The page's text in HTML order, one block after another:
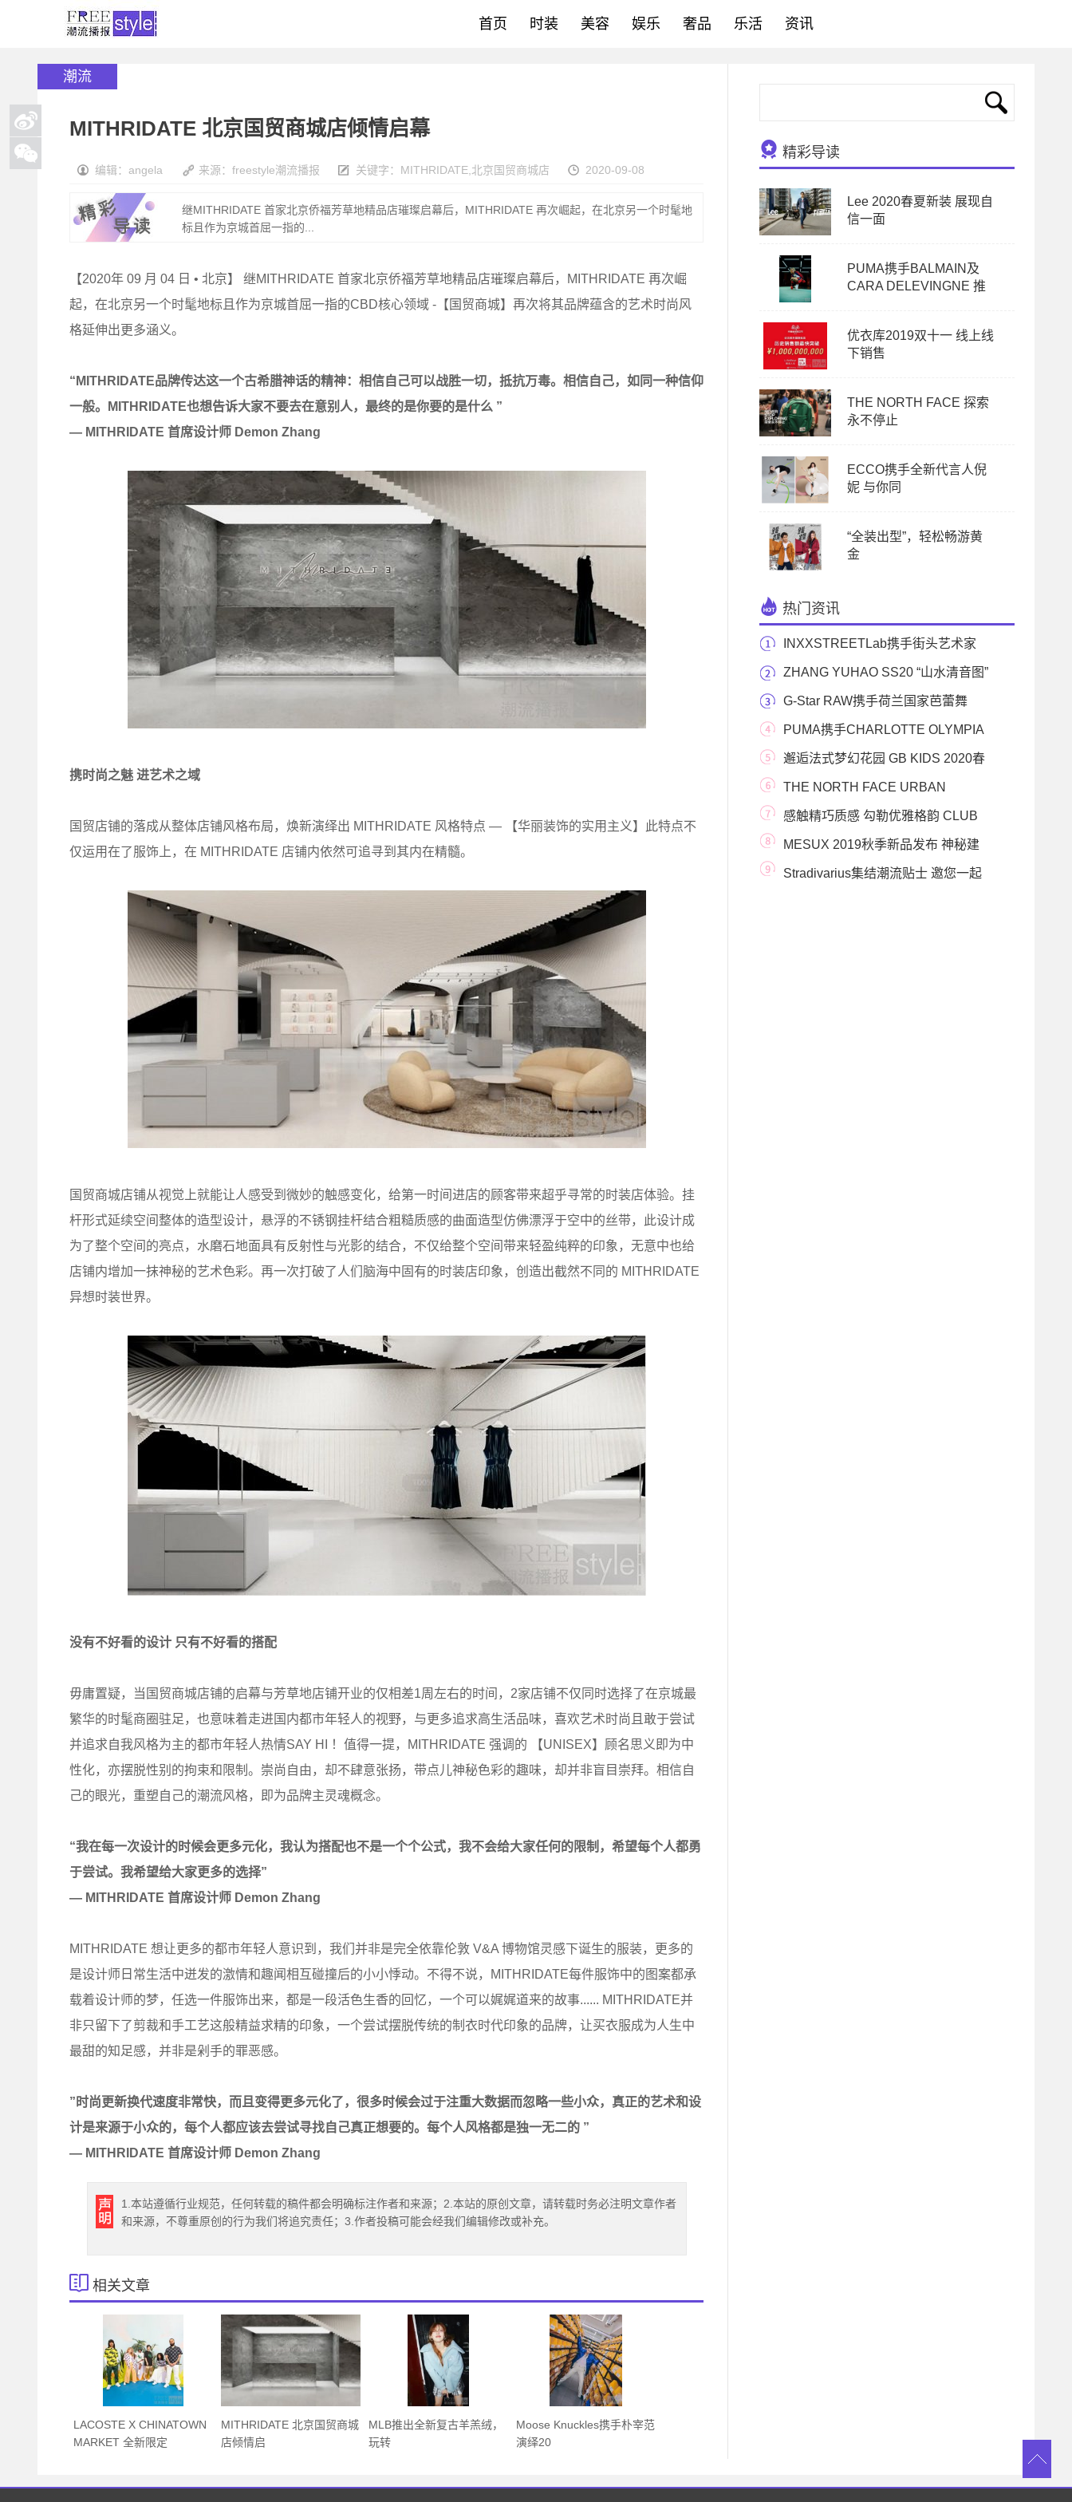
首页 时装 美容 娱乐 奢品 乐活 资讯
潮流
MITHRIDATE 北京国贸商城店倾情启幕
编辑：angela 来源：freestyle潮流播报 关键字： MITHRIDATE 北京国贸商城店 2020-09-08
继MITHRIDATE 首家北京侨福芳草地精品店璀璨启幕后，MITHRIDATE 再次崛起，在北京另一个时髦地
标且作为京城首屈一指的...
【2020年 09 月 04 日 • 北京】 继MITHRIDATE 首家北京侨福芳草地精品店璀璨启幕后，MITHRIDATE 再次崛
起，在北京另一个时髦地标且作为京城首屈一指的CBD核心领域 -【国贸商城】再次将其品牌蕴含的艺术时尚风
格延伸出更多涵义。
“MITHRIDATE品牌传达这一个古希腊神话的精神：相信自己可以战胜一切，抵抗万毒。相信自己，如同一种信仰
一般。MITHRIDATE也想告诉大家不要去在意别人，最终的是你要的是什么 ”
— MITHRIDATE 首席设计师 Demon Zhang
携时尚之魅 进艺术之域
国贸店铺的落成从整体店铺风格布局，焕新演绎出 MITHRIDATE 风格特点 — 【华丽装饰的实用主义】此特点不
仅运用在了服饰上，在 MITHRIDATE 店铺内依然可追寻到其内在精髓。
国贸商城店铺从视觉上就能让人感受到微妙的触感变化，给第一时间进店的顾客带来超乎寻常的时装店体验。挂
杆形式延续空间整体的造型设计，悬浮的不锈钢挂杆结合粗糙质感的曲面造型仿佛漂浮于空中的丝带，此设计成
为了整个空间的亮点，水磨石地面具有反射性与光影的结合，不仅给整个空间带来轻盈纯粹的印象，无意中也给
店铺内增加一抹神秘的艺术色彩。再一次打破了人们脑海中固有的时装店印象，创造出截然不同的 MITHRIDATE
异想时装世界。
没有不好看的设计 只有不好看的搭配
毋庸置疑，当国贸商城店铺的启幕与芳草地店铺开业的仅相差1周左右的时间，2家店铺不仅同时选择了在京城最
繁华的时髦商圈驻足，也意味着走进国内都市年轻人的视野，与更多追求高生活品味，喜欢艺术时尚且敢于尝试
并追求自我风格为主的都市年轻人热情SAY HI ！值得一提，MITHRIDATE 强调的 【UNISEX】顾名思义即为中
性化，亦摆脱性别的拘束和限制。崇尚自由，却不肆意张扬，带点儿神秘色彩的趣味，却并非盲目崇拜。相信自
己的眼光，重塑自己的潮流风格，即为品牌主灵魂概念。
“我在每一次设计的时候会更多元化，我认为搭配也不是一个个公式，我不会给大家任何的限制，希望每个人都勇
于尝试。我希望给大家更多的选择”
— MITHRIDATE 首席设计师 Demon Zhang
MITHRIDATE 想让更多的都市年轻人意识到，我们并非是完全依靠伦敦 V&A 博物馆灵感下诞生的服装，更多的
是设计师日常生活中迸发的激情和趣闻相互碰撞后的小小悸动。不得不说，MITHRIDATE每件服饰中的图案都承
载着设计师的梦，任选一件服饰出来，都是一段活色生香的回忆，一个可以娓娓道来的故事...... MITHRIDATE并
非只留下了剪裁和手工艺这般精益求精的印象，一个尝试摆脱传统的制衣时代印象的品牌，让买衣服成为人生中
最甜的知足感，并非是剁手的罪恶感。
”时尚更新换代速度非常快，而且变得更多元化了，很多时候会过于注重大数据而忽略一些小众，真正的艺术和设
计是来源于小众的，每个人都应该去尝试寻找自己真正想要的。每个人风格都是独一无二的 ”
— MITHRIDATE 首席设计师 Demon Zhang
1.本站遵循行业规范，任何转载的稿件都会明确标注作者和来源；2.本站的原创文章，请转载时务必注明文章作者
和来源，不尊重原创的行为我们将追究责任；3.作者投稿可能会经我们编辑修改或补充。
相关文章
LACOSTE X CHINATOWN
MARKET 全新限定
MITHRIDATE 北京国贸商城
店倾情启
MLB推出全新复古羊羔绒，
玩转
Moose Knuckles携手朴宰范
演绎20
精彩导读
Lee 2020春夏新装 展现自
信一面
PUMA携手BALMAIN及
CARA DELEVINGNE 推
优衣库2019双十一 线上线
下销售
THE NORTH FACE 探索
永不停止
ECCO携手全新代言人倪
妮 与你同
“全装出型”，轻松畅游黄
金
热门资讯
INXXSTREETLab携手街头艺术家
Fansack打造联名系列——
ZHANG YUHAO SS20 “山水清音图”
G-Star RAW携手荷兰国家芭蕾舞
团，演绎“安全社交
PUMA携手CHARLOTTE OLYMPIA
推出首个联名系列 华丽出拳
邂逅法式梦幻花园 GB KIDS 2020春
夏新品缤纷发布
THE NORTH FACE URBAN
EXPLORATION 2020春夏系列主题THE
FU
感触精巧质感 勾勒优雅格韵 CLUB
MONACO秋冬新品翩
MESUX 2019秋季新品发布 神秘建
筑与复古穿越的艺术
Stradivarius集结潮流贴士 邀您一起